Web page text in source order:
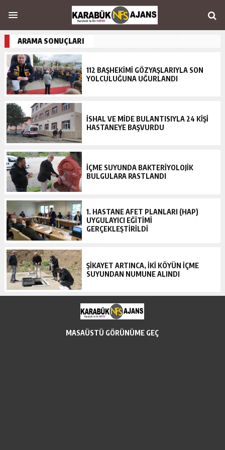
ARAMA SONUÇLARI
112 BAŞHEKİMİ GÖZYAŞLARIYLA SON
YOLCULUĞUNA UĞURLANDI
İSHAL VE MİDE BULANTISIYLA 24 KİŞİ
HASTANEYE BAŞVURDU
İÇME SUYUNDA BAKTERİYOLOJİK
BULGULARA RASTLANDI
1. HASTANE AFET PLANLARI (HAP)
UYGULAYICI EĞİTİMİ
GERÇEKLEŞTİRİLDİ
ŞİKAYET ARTINCA, İKİ KÖYÜN İÇME
SUYUNDAN NUMUNE ALINDI
MASAÜSTÜ GÖRÜNÜME GEÇ